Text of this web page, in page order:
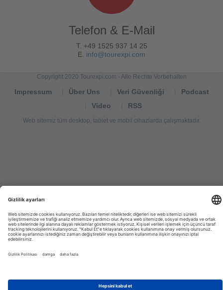
Telefon & E-Mail
T. +49 1525 937 14 25
E. info@tourexpi.com
Copyright 2020 Tourexpi.com - Alle Rechte Vorbehalten
Impressum Über Uns Veri Güvenliği
Podcast
Video
RSS
Web sitemiz tüm desktop, tablet ve mobil cihazlarda çalışmaktadır.
de
Tourismus
Nachrichten,
новости
news,